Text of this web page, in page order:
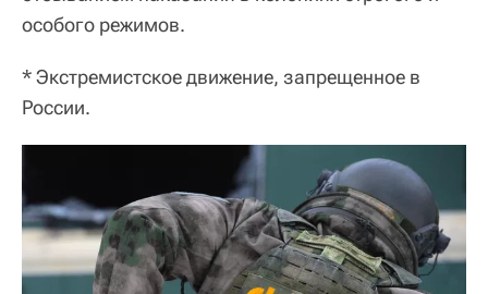
особого режимов.
* Экстремистское движение, запрещенное в
России.